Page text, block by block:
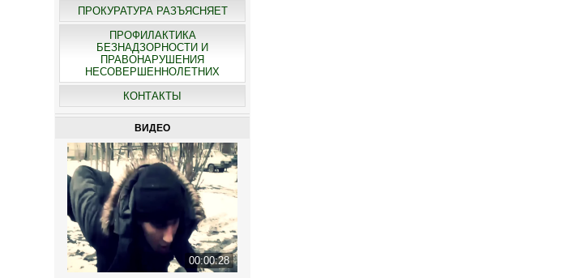
ПРОКУРАТУРА РАЗЪЯСНЯЕТ
ПРОФИЛАКТИКА
БЕЗНАДЗОРНОСТИ И
ПРАВОНАРУШЕНИЯ
НЕСОВЕРШЕННОЛЕТНИХ
КОНТАКТЫ
ВИДЕО
00:00:28